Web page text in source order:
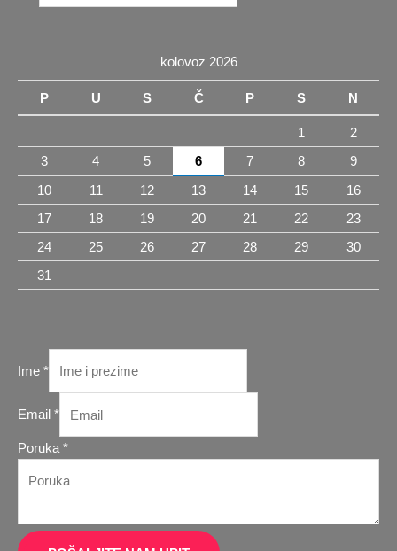
kolovoz 2026
P U S Č P S N
1
2
3
4 5 6 7 8
9
10
11 12 13 14 15
16
17
18 19 20 21 22
23
24
25 26 27 28 29
30
31
Ime *
Email *
Poruka
Poruka *